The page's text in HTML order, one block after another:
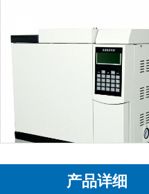
产品详细